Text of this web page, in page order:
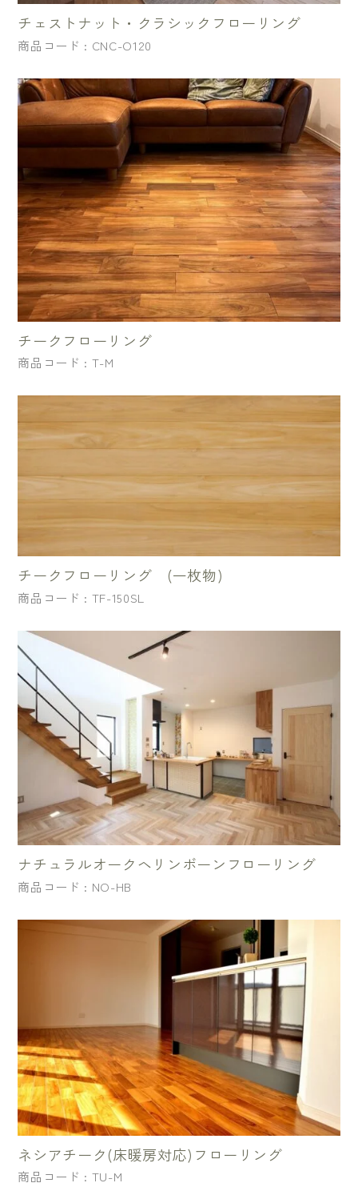
チェストナット・クラシックフローリング
商品コード : CNC-O120
チークフローリング
商品コード : T-M
チークフローリング (一枚物)
商品コード : TF-150SL
ナチュラルオークヘリンボーンフローリング
商品コード : NO-HB
ネシアチーク(床暖房対応)フローリング
商品コード : TU-M